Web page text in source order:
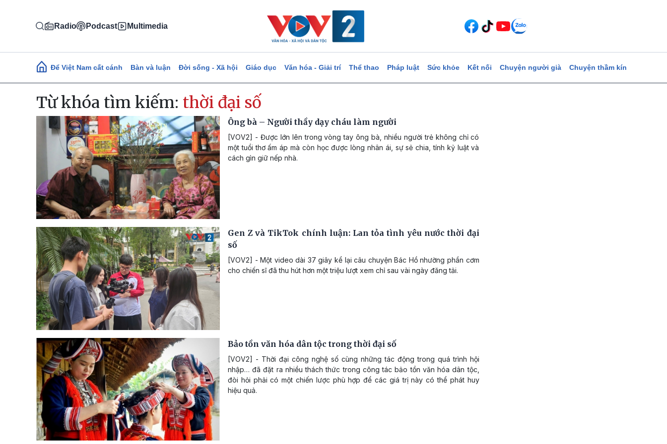
Radio Podcast Multimedia
Main navigation
Để Việt Nam cất cánh Bàn và luận Đời sống - Xã hội Giáo dục Văn hóa - Giải trí Thể thao Pháp luật Sức khỏe Kết nối Chuyện người già Chuyện thầm kín
Từ khóa tìm kiếm: thời đại số
Ông bà – Người thầy dạy cháu làm người
[VOV2] - Được lớn lên trong vòng tay ông bà, nhiều người trẻ không chỉ có
một tuổi thơ ấm áp mà còn học được lòng nhân ái, sự sẻ chia, tính kỷ luật và
cách gìn giữ nếp nhà.
Gen Z và TikTok chính luận: Lan tỏa tình yêu nước thời đại
số
[VOV2] - Một video dài 37 giây kể lại câu chuyện Bác Hồ nhường phần cơm
cho chiến sĩ đã thu hút hơn một triệu lượt xem chỉ sau vài ngày đăng tải.
Bảo tồn văn hóa dân tộc trong thời đại số
[VOV2] - Thời đại công nghệ số cùng những tác động trong quá trình hội
nhập… đã đặt ra nhiều thách thức trong công tác bảo tồn văn hóa dân tộc,
đòi hỏi phải có một chiến lược phù hợp để các giá trị này có thể phát huy
hiệu quả.